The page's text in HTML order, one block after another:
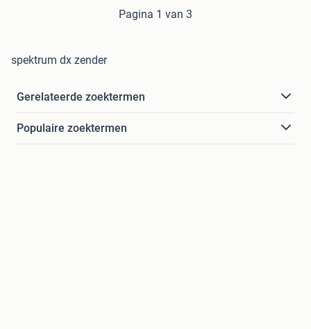
Pagina 1 van 3
spektrum dx zender
Gerelateerde zoektermen
Populaire zoektermen